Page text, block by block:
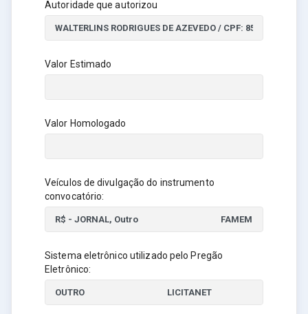
Autoridade que autorizou
Valor Estimado
Valor Homologado
Veículos de divulgação do instrumento
convocatório:
Sistema eletrônico utilizado pelo Pregão
Eletrônico: